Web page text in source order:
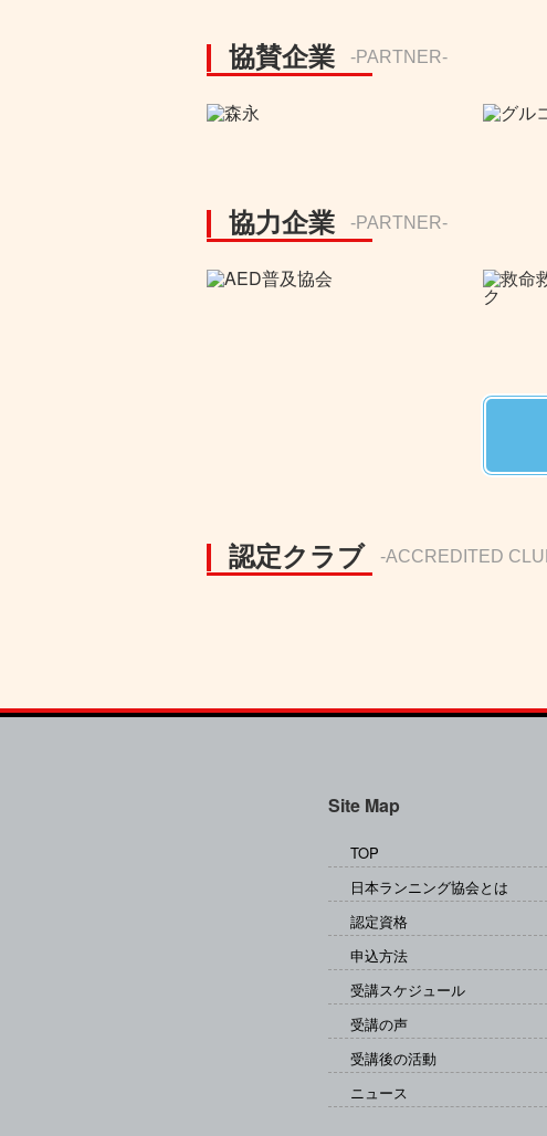
協賛企業 -PARTNER-
協力企業 -PARTNER-
認定クラブ -ACCREDITED
Site Map
TOP
日本ランニング協会とは
認定資格
申込方法
受講スケジュール
受講の声
受講後の活動
ニュース